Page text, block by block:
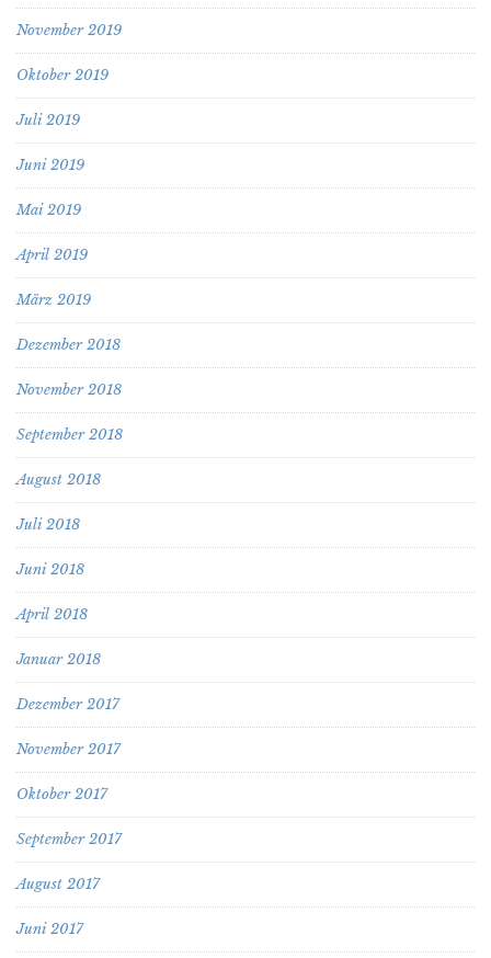
November 2019
Oktober 2019
Juli 2019
Juni 2019
Mai 2019
April 2019
März 2019
Dezember 2018
November 2018
September 2018
August 2018
Juli 2018
Juni 2018
April 2018
Januar 2018
Dezember 2017
November 2017
Oktober 2017
September 2017
August 2017
Juni 2017